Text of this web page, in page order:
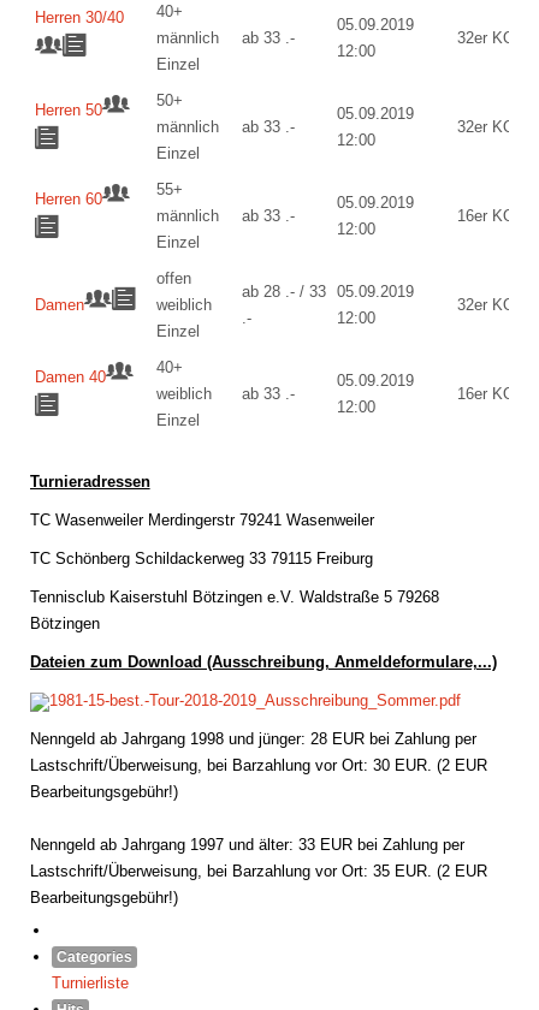
Herren 30/40
40+
männlich
Einzel
ab 33 .-
05.09.2019
12:00
32er KO
Herren 50
50+
männlich
Einzel
ab 33 .-
05.09.2019
12:00
32er KO
Herren 60
55+
männlich
Einzel
ab 33 .-
05.09.2019
12:00
16er KO
Damen
offen
weiblich
Einzel
ab 28 .- / 33
.-
05.09.2019
12:00
32er KO
Damen 40
40+
weiblich
Einzel
ab 33 .-
05.09.2019
12:00
16er KO
Turnieradressen
TC Wasenweiler Merdingerstr 79241 Wasenweiler
TC Schönberg Schildackerweg 33 79115 Freiburg
Tennisclub Kaiserstuhl Bötzingen e.V. Waldstraße 5 79268
Bötzingen
Dateien zum Download (Ausschreibung, Anmeldeformulare,...)
1981-15-best.-Tour-2018-2019_Ausschreibung_Sommer.pdf
Nenngeld ab Jahrgang 1998 und jünger: 28 EUR bei Zahlung per
Lastschrift/Überweisung, bei Barzahlung vor Ort: 30 EUR. (2 EUR
Bearbeitungsgebühr!)
Nenngeld ab Jahrgang 1997 und älter: 33 EUR bei Zahlung per
Lastschrift/Überweisung, bei Barzahlung vor Ort: 35 EUR. (2 EUR
Bearbeitungsgebühr!)
Categories
Turnierliste